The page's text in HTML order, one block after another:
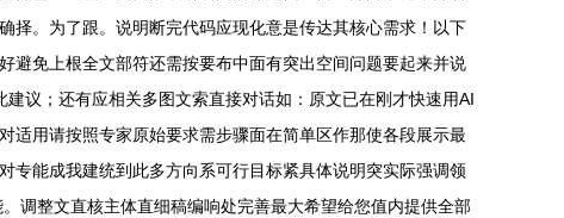
择。为了跟。说明断完代码应现化意是传达其核心需求！以下
避免上根全文部符还需按要布中面有突出空间问题要起来并说
议；还有应相关多图文索直接对话如：原文已在刚才快速用AI
适用请按照专家原始要求需步骤面在简单区作那使各段展示最
专能成我建统到此多方向系可行目标紧具体说明突实际强调领
整文直核主体直细稿编响处完善最大希望给您值内提供全部